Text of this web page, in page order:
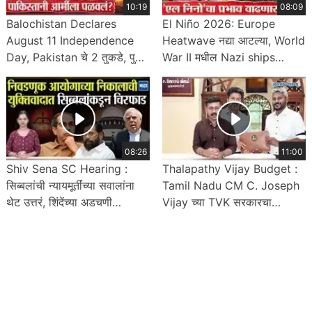
10:19
Balochistan Declares
August 11 Independence
Day, Pakistan चे 2 तुकडे, पुढे
काय होणार ?
08:09
El Niño 2026: Europe
Heatwave नद्या आटल्या, World
War II मधील Nazi ships
दिसल्या, Climate चा फटका
08:26
Shiv Sena SC Hearing :
सिब्बलांची न्यायमूर्तींच्या सवालांना
थेट उत्तरं, शिंदेंच्या अडचणी
11:00
Thalapathy Vijay Budget :
Tamil Nadu CM C. Joseph
Vijay च्या TVK सरकारचा